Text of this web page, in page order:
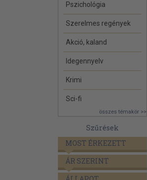
Pszichológia
Szerelmes regények
Akció, kaland
Idegennyelv
Krimi
Sci-fi
összes témakör >>
Szűrések
MOST ÉRKEZETT
ÁR SZERINT